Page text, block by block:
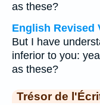
as these?
English Revised
But I have
inferior to you:
as these?
Trésor de